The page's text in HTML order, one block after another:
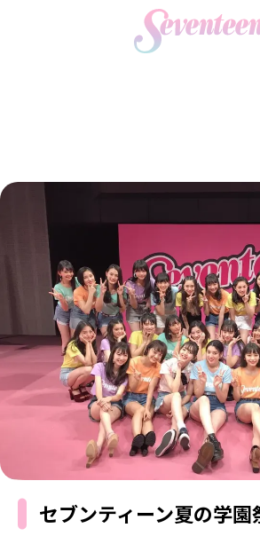
FASHION
ファッションニュース
モデル私服
着回し
着痩せ
BEAUTY
ビューティニュース
トレンドメイク
ベストコスメ
ヘアアレンジ・ヘアケア
スキンケア
ボディケア
SCHOOL
スクールニュース
制服コーデ
学校ヘアメイク
勉強・受験・進路
ENTERTAINMENT
エンタメニュース
なにわ男子
K-POP
LIFESTYLE
ライフスタイルニュース
JKランキング・アワード
モデルの購入品
おでかけ
お悩み相談
JK TREND
JKトレンドニュース
MODELS
MODEL'S BLOG
TikTok
Instagram
セブンティーン夏の学園